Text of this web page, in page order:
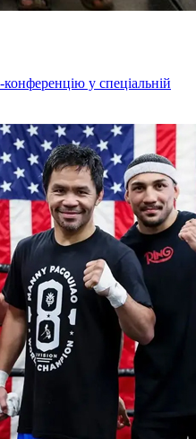
у спеціальній